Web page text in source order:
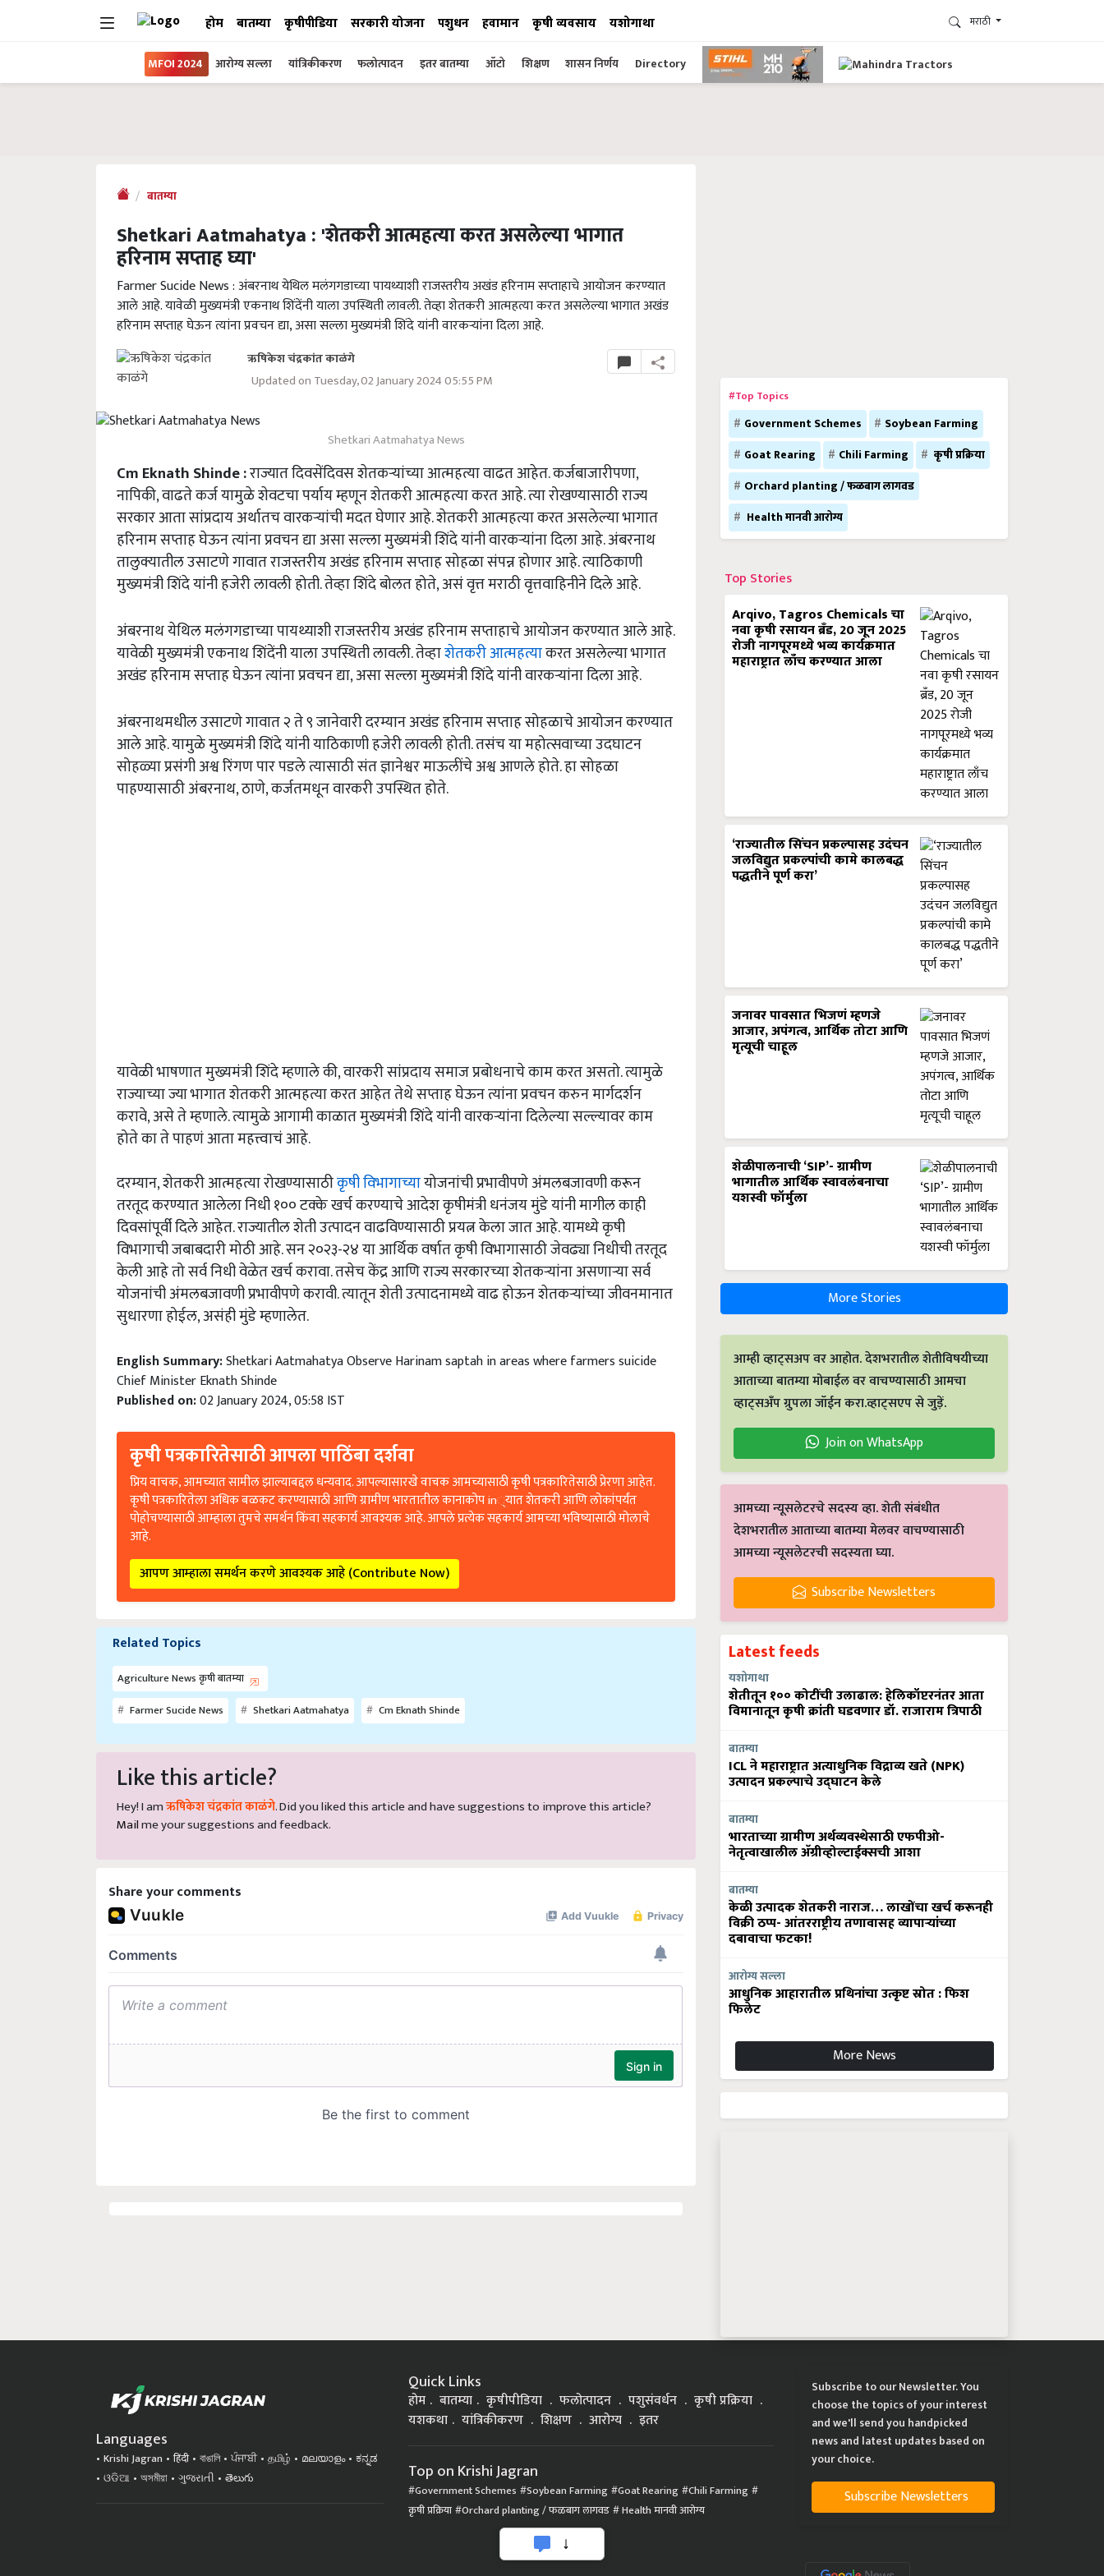
होम बातम्या कृषीपीडिया सरकारी योजना पशुधन हवामान कृषी व्यवसाय यशोगाथा मराठी
MFOI 2024 आरोग्य सल्ला यांत्रिकीकरण फलोत्पादन इतर बातम्या ऑटो शिक्षण शासन निर्णय Directory
बातम्या
Shetkari Aatmahatya : 'शेतकरी आत्महत्या करत असलेल्या भागात
हरिनाम सप्ताह घ्या'
Farmer Sucide News : अंबरनाथ येथिल मलंगगडाच्या पायथ्याशी राजस्तरीय अखंड हरिनाम सप्ताहाचे आयोजन करण्यात
आले आहे. यावेळी मुख्यमंत्री एकनाथ शिंदेंनी याला उपस्थिती लावली. तेव्हा शेतकरी आत्महत्या करत असलेल्या भागात अखंड
हरिनाम सप्ताह घेऊन त्यांना प्रवचन द्या, असा सल्ला मुख्यमंत्री शिंदे यांनी वारकऱ्यांना दिला आहे.
ऋषिकेश चंद्रकांत काळंगे
Updated on Tuesday, 02 January 2024 05:55 PM
Shetkari Aatmahatya News
Cm Eknath Shinde :राज्यात दिवसेंदिवस शेतकऱ्यांच्या आत्महत्या वाढत आहेत. कर्जबाजारीपणा,
नापिकी, वाढते कर्ज यामुळे शेवटचा पर्याय म्हणून शेतकरी आत्महत्या करत आहे. त्या रोखण्यासाठी राज्य
सरकार आता सांप्रदाय अर्थातच वारकऱ्यांची मदत घेणार आहे. शेतकरी आत्महत्या करत असलेल्या भागात
हरिनाम सप्ताह घेऊन त्यांना प्रवचन द्या असा सल्ला मुख्यमंत्री शिंदे यांनी वारकऱ्यांना दिला आहे. अंबरनाथ
तालुक्यातील उसाटणे गावात राजस्तरीय अखंड हरिनाम सप्ताह सोहळा संपन्न होणार आहे. त्याठिकाणी
मुख्यमंत्री शिंदे यांनी हजेरी लावली होती. तेव्हा शिंदे बोलत होते, असं वृत्त मराठी वृत्तवाहिनीने दिले आहे.
अंबरनाथ येथिल मलंगगडाच्या पायथ्याशी राजस्तरीय अखंड हरिनाम सप्ताहाचे आयोजन करण्यात आले आहे.
यावेळी मुख्यमंत्री एकनाथ शिंदेंनी याला उपस्थिती लावली. तेव्हाशेतकरी आत्महत्याकरत असलेल्या भागात
अखंड हरिनाम सप्ताह घेऊन त्यांना प्रवचन द्या, असा सल्ला मुख्यमंत्री शिंदे यांनी वारकऱ्यांना दिला आहे.
अंबरनाथमधील उसाटणे गावात २ ते ९ जानेवारी दरम्यान अखंड हरिनाम सप्ताह सोहळाचे आयोजन करण्यात
आले आहे. यामुळे मुख्यमंत्री शिंदे यांनी याठिकाणी हजेरी लावली होती. तसंच या महोत्सवाच्या उदघाटन
सोहळ्या प्रसंगी अश्व रिंगण पार पडले त्यासाठी संत ज्ञानेश्वर माऊलींचे अश्व आणले होते. हा सोहळा
पाहण्यासाठी अंबरनाथ, ठाणे, कर्जतमधून वारकरी उपस्थित होते.
यावेळी भाषणात मुख्यमंत्री शिंदे म्हणाले की, वारकरी सांप्रदाय समाज प्रबोधनाचे काम करत असतो. त्यामुळे
राज्याच्या ज्या भागात शेतकरी आत्महत्या करत आहेत तेथे सप्ताह घेऊन त्यांना प्रवचन करुन मार्गदर्शन
करावे, असे ते म्हणाले. त्यामुळे आगामी काळात मुख्यमंत्री शिंदे यांनी वारकऱ्यांना दिलेल्या सल्ल्यावर काम
होते का ते पाहणं आता महत्त्वाचं आहे.
दरम्यान, ‌शेतकरी आत्महत्या रोखण्यासाठीकृषी विभागाच्यायोजनांची प्रभावीपणे अंमलबजावणी करून
तरतूद करण्यात आलेला निधी १०० टक्के खर्च करण्याचे आदेश कृषीमंत्री धनंजय मुंडे यांनी मागील काही
दिवसांपूर्वी दिले आहेत. राज्यातील शेती उत्पादन वाढविण्यासाठी प्रयत्न केला जात आहे. यामध्ये कृषी
विभागाची जबाबदारी मोठी आहे. सन २०२३-२४ या आर्थिक वर्षात कृषी विभागासाठी जेवढ्या निधीची तरतूद
केली आहे तो सर्व निधी वेळेत खर्च करावा. तसेच केंद्र आणि राज्य सरकारच्या शेतकऱ्यांना असणाऱ्या सर्व
योजनांची अंमलबजावणी प्रभावीपणे करावी. त्यातून शेती उत्पादनामध्ये वाढ होऊन शेतकऱ्यांच्या जीवनमानात
सुधारणा होईल, असंही मुंडे म्हणालेत.
English Summary:Shetkari Aatmahatya Observe Harinam saptah in areas where farmers suicide
Chief Minister Eknath Shinde
Published on:02 January 2024, 05:58 IST
कृषी पत्रकारितेसाठी आपला पाठिंबा दर्शवा
प्रिय वाचक, आमच्यात सामील झाल्याबद्दल धन्यवाद. आपल्यासारखे वाचक आमच्यासाठी कृषी पत्रकारितेसाठी प्रेरणा आहेत.
कृषी पत्रकारितेला अधिक बळकट करण्यासाठी आणि ग्रामीण भारतातील कानाकोप in्यात शेतकरी आणि लोकांपर्यंत
पोहोचण्यासाठी आम्हाला तुमचे समर्थन किंवा सहकार्य आवश्यक आहे. आपले प्रत्येक सहकार्य आमच्या भविष्यासाठी मोलाचे
आहे.
आपण आम्हाला समर्थन करणे आवश्यक आहे (Contribute Now)
Related Topics
Agriculture News कृषी बातम्या
Farmer Sucide News
Shetkari Aatmahatya Cm Eknath Shinde
Like this article?
Hey! I amऋषिकेश चंद्रकांत काळंगे. Did you liked this article and have suggestions to improve this article?
Mailme your suggestions and feedback.
Share your comments
#Top Topics
Government Schemes
Soybean Farming
Goat Rearing
Chili Farming
कृषी प्रक्रिया
Orchard planting / फळबाग लागवड
Health मानवी आरोग्य
Top Stories
Arqivo, Tagros Chemicals चा
नवा कृषी रसायन ब्रँड, 20 जून 2025
रोजी नागपूरमध्ये भव्य कार्यक्रमात
महाराष्ट्रात लाँच करण्यात आला
‘राज्यातील सिंचन प्रकल्पासह उदंचन
जलविद्युत प्रकल्पांची कामे कालबद्ध
पद्धतीने पूर्ण करा’
जनावर पावसात भिजणं म्हणजे
आजार, अपंगत्व, आर्थिक तोटा आणि
मृत्यूची चाहूल
शेळीपालनाची ‘SIP’- ग्रामीण
भागातील आर्थिक स्वावलंबनाचा
यशस्वी फॉर्मुला
More Stories
आम्ही व्हाट्सअप वर आहोत. देशभरातील शेतीविषयीच्या
आताच्या बातम्या मोबाईल वर वाचण्यासाठी आमचा
व्हाट्सअँप ग्रुपला जॉईन करा.व्हाट्सएप से जुड़ें.
Join on WhatsApp
आमच्या न्यूसलेटरचे सदस्य व्हा. शेती संबंधीत
देशभरातील आताच्या बातम्या मेलवर वाचण्यासाठी
आमच्या न्यूसलेटरची सदस्यता घ्या.
Subscribe Newsletters
Latest feeds
यशोगाथा
शेतीतून १०० कोटींची उलाढाल: हेलिकॉप्टरनंतर आता
विमानातून कृषी क्रांती घडवणार डॉ. राजाराम त्रिपाठी
बातम्या
ICL ने महाराष्ट्रात अत्याधुनिक विद्राव्य खते (NPK)
उत्पादन प्रकल्पाचे उद्घाटन केले
बातम्या
भारताच्या ग्रामीण अर्थव्यवस्थेसाठी एफपीओ-
नेतृत्वाखालील अ‍ॅग्रीव्होल्टाईक्सची आशा
बातम्या
केळी उत्पादक शेतकरी नाराज… लाखोंचा खर्च करूनही
विक्री ठप्प- आंतरराष्ट्रीय तणावासह व्यापाऱ्यांच्या
दबावाचा फटका!
आरोग्य सल्ला
आधुनिक आहारातील प्रथिनांचा उत्कृष्ट स्रोत : फिश
फिलेट
More News
Languages
Krishi Jagran हिंदी বাঙালি ਪੰਜਾਬੀ தமிழ் മലയാളം
ಕನ್ನಡ
ଓଡିଆ
অসমীয়া ગુજરાતી తెలుగు
Quick Links
होम बातम्या कृषीपीडिया फलोत्पादन पशुसंवर्धन
कृषी प्रक्रिया
यशकथा
यांत्रिकीकरण शिक्षण आरोग्य इतर
Top on Krishi Jagran
Government Schemes Soybean Farming Goat Rearing Chili Farming
कृषी प्रक्रिया Orchard planting / फळबाग लागवड Health मानवी आरोग्य
Subscribe to our Newsletter. You
choose the topics of your interest
and we'll send you handpicked
news and latest updates based on
your choice.
Subscribe Newsletters